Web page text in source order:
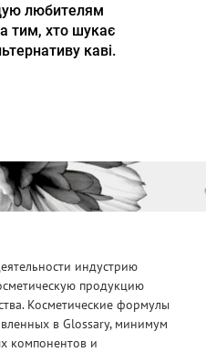
любителям
тим, хто шукає
каві.
индустрию
продукцию
Косметические формулы
в Glossary, минимум
компонентов и